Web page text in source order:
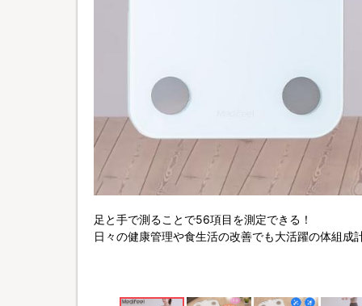
足と手で測ることで56項目を測定できる！
日々の健康管理や食生活の改善でも大活躍の体組成